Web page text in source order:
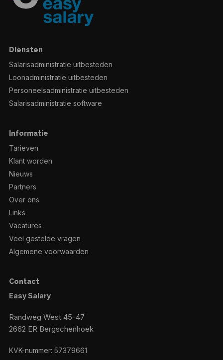
Diensten
Salarisadministratie uitbesteden
Loonadministratie uitbesteden
Personeelsadministratie uitbesteden
Salarisadministratie software
Informatie
Tarieven
Klant worden
Nieuws
Partners
Over ons
Links
Vacatures
Veel gestelde vragen
Algemene voorwaarden
Contact
Easy Salary
Randweg West 45-47
2662 ER Bergschenhoek
KVK-nummer: 57379661